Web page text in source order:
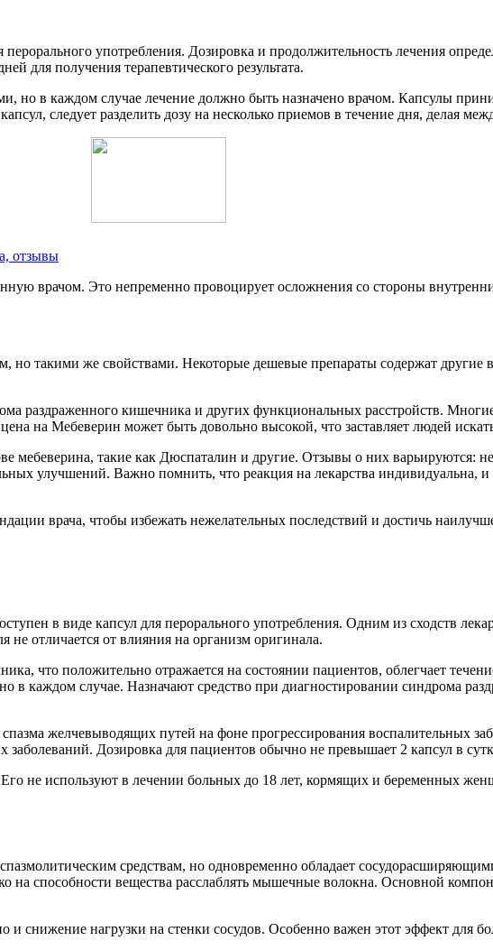
употребления. Дозировка и продолжительность лечения
для получения терапевтического результата.
но в каждом случае лечение должно быть назначено врачом. Капсулы
следует разделить дозу на несколько приемов в течение дня, делая
отзывы
врачом. Это непременно провоцирует осложнения со стороны
такими же свойствами. Некоторые дешевые препараты содержат другие
раздраженного кишечника и других функциональных расстройств.
на Мебеверин может быть довольно высокой, что заставляет людей
мебеверина, такие как Дюспаталин и другие. Отзывы о них варьируются:
улучшений. Важно помнить, что реакция на лекарства индивидуальна,
врача, чтобы избежать нежелательных последствий и достичь
в виде капсул для перорального употребления. Одним из сходств
не отличается от влияния на организм оригинала.
что положительно отражается на состоянии пациентов, облегчает
в каждом случае. Назначают средство при диагностировании синдрома
желчевыводящих путей на фоне прогрессирования воспалительных
Дозировка для пациентов обычно не превышает 2 капсул в
не используют в лечении больных до 18 лет, кормящих и беременных
средствам, но одновременно обладает
на способности вещества расслаблять мышечные волокна. Основной
и снижение нагрузки на стенки сосудов. Особенно важен этот эффект для